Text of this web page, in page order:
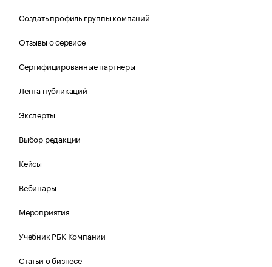
Создать профиль группы компаний
Отзывы о сервисе
Сертифицированные партнеры
Лента публикаций
Эксперты
Выбор редакции
Кейсы
Вебинары
Мероприятия
Учебник РБК Компании
Статьи о бизнесе